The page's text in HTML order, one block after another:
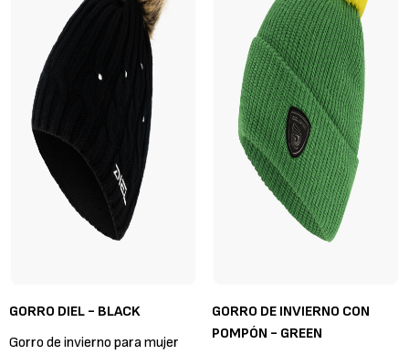
GORRO DIEL - BLACK
Gorro de invierno para mujer
GORRO DE INVIERNO CON
POMPÓN - GREEN